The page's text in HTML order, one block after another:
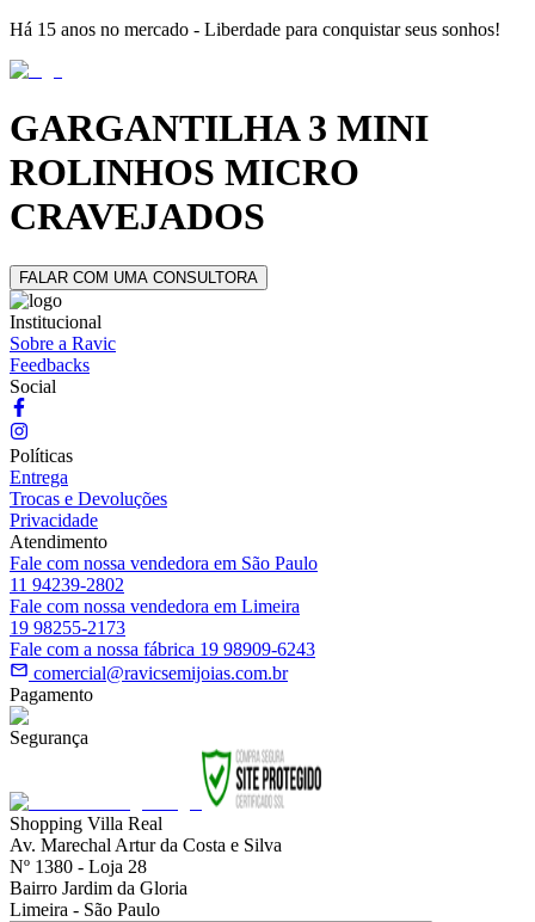
Há 15 anos no mercado - Liberdade para conquistar seus sonhos!
GARGANTILHA 3 MINI
ROLINHOS MICRO
CRAVEJADOS
FALAR COM UMA CONSULTORA
Institucional
Sobre a Ravic
Feedbacks
Social
Políticas
Entrega
Trocas e Devoluções
Privacidade
Atendimento
Fale com nossa vendedora em São Paulo
11 94239-2802
Fale com nossa vendedora em Limeira
19 98255-2173
Fale com a nossa fábrica 19 98909-6243
comercial@ravicsemijoias.com.br
Pagamento
Segurança
Shopping Villa Real
Av. Marechal Artur da Costa e Silva
Nº 1380 - Loja 28
Bairro Jardim da Gloria
Limeira - São Paulo